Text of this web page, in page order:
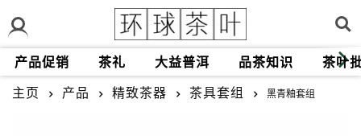
产品促销 茶礼 大益普洱 品茶知识 茶叶
主页 产品 精致茶器 茶具套组 黑青釉套组